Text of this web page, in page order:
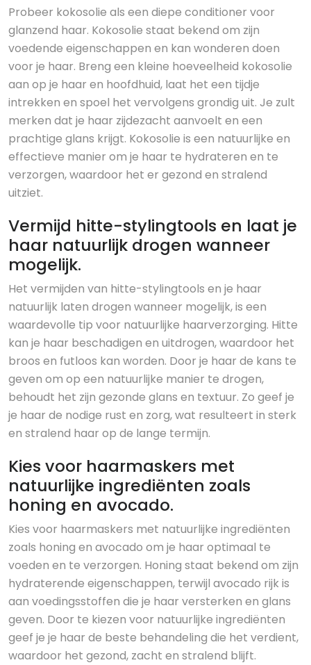
Probeer kokosolie als een diepe conditioner voor
glanzend haar. Kokosolie staat bekend om zijn
voedende eigenschappen en kan wonderen doen
voor je haar. Breng een kleine hoeveelheid kokosolie
aan op je haar en hoofdhuid, laat het een tijdje
intrekken en spoel het vervolgens grondig uit. Je zult
merken dat je haar zijdezacht aanvoelt en een
prachtige glans krijgt. Kokosolie is een natuurlijke en
effectieve manier om je haar te hydrateren en te
verzorgen, waardoor het er gezond en stralend
uitziet.
Vermijd hitte-stylingtools en laat je
haar natuurlijk drogen wanneer
mogelijk.
Het vermijden van hitte-stylingtools en je haar
natuurlijk laten drogen wanneer mogelijk, is een
waardevolle tip voor natuurlijke haarverzorging. Hitte
kan je haar beschadigen en uitdrogen, waardoor het
broos en futloos kan worden. Door je haar de kans te
geven om op een natuurlijke manier te drogen,
behoudt het zijn gezonde glans en textuur. Zo geef je
je haar de nodige rust en zorg, wat resulteert in sterk
en stralend haar op de lange termijn.
Kies voor haarmaskers met
natuurlijke ingrediënten zoals
honing en avocado.
Kies voor haarmaskers met natuurlijke ingrediënten
zoals honing en avocado om je haar optimaal te
voeden en te verzorgen. Honing staat bekend om zijn
hydraterende eigenschappen, terwijl avocado rijk is
aan voedingsstoffen die je haar versterken en glans
geven. Door te kiezen voor natuurlijke ingrediënten
geef je je haar de beste behandeling die het verdient,
waardoor het gezond, zacht en stralend blijft.